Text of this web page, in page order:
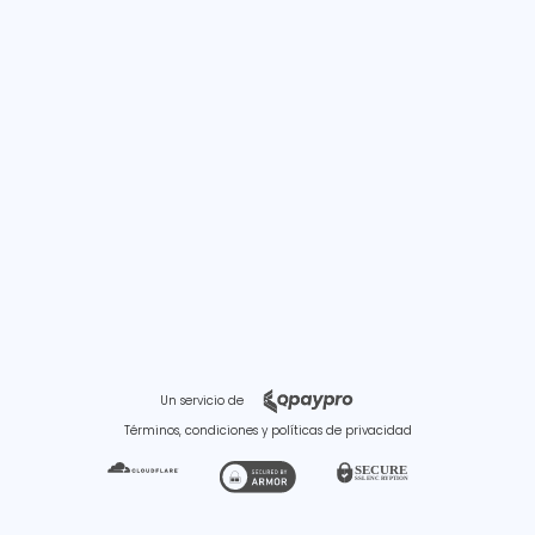
Un servicio de
Términos, condiciones y políticas de privacidad